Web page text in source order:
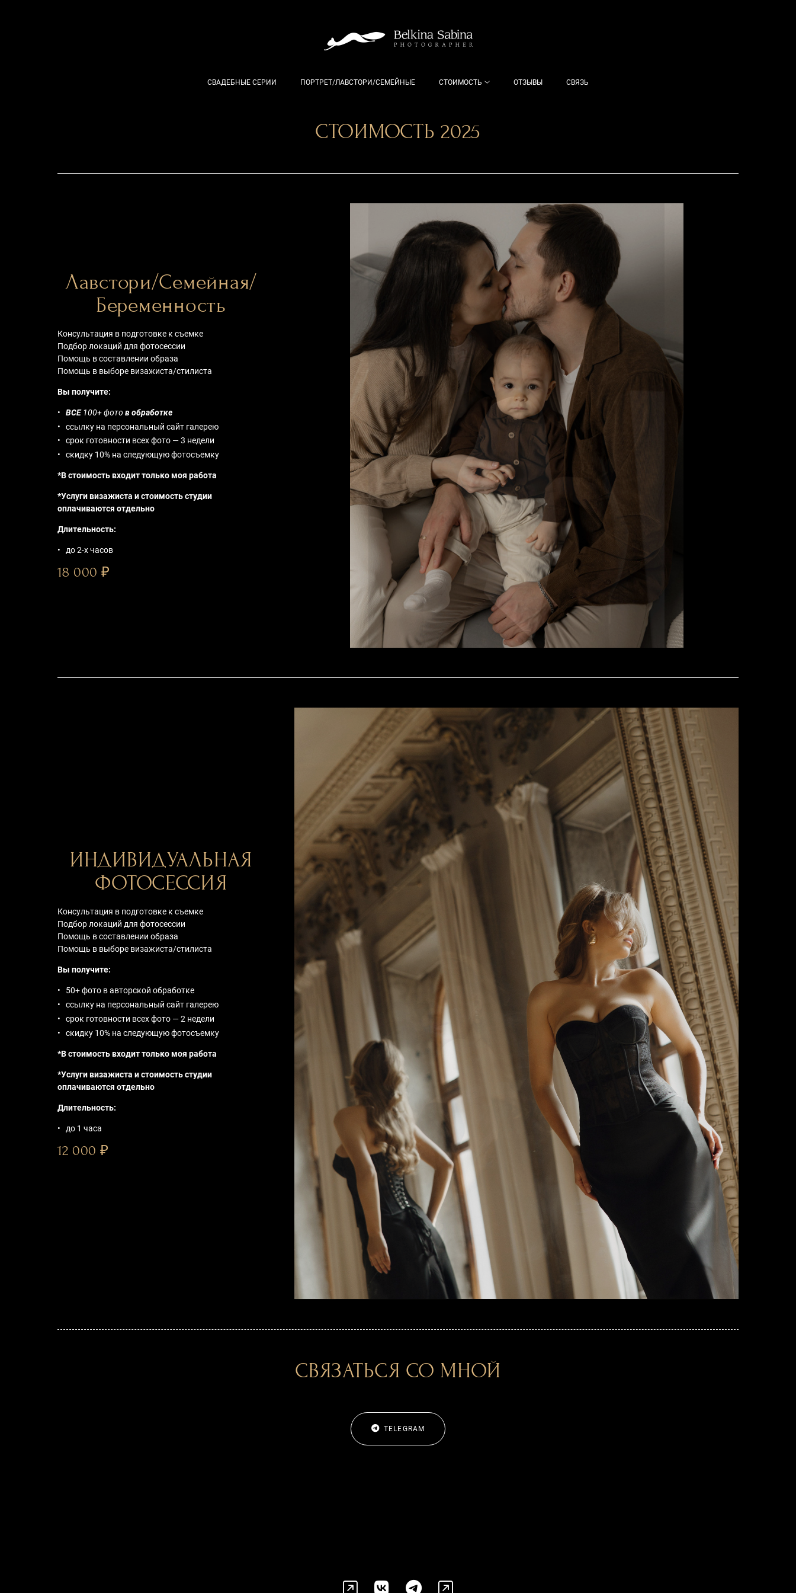
СВАДЕБНЫЕ СЕРИИ ПОРТРЕТ/ЛАВСТОРИ/СЕМЕЙНЫЕ СТОИМОСТЬ ОТЗЫВЫ СВЯЗЬ
СТОИМОСТЬ 2025
Лавстори/Семейная/
Беременность
Консультация в подготовке к съемке
Подбор локаций для фотосессии
Помощь в составлении образа
Помощь в выборе визажиста/стилиста
Вы получите:
ВСЕ100+ фотов обработке
ссылку на персональный сайт галерею
срок готовности всех фото — 3 недели
скидку 10% на следующую фотосъемку
*В стоимость входит только моя работа
*Услуги визажиста и стоимость студии
оплачиваются отдельно
Длительность:
до 2-х часов
18 000 ₽
ИНДИВИДУАЛЬНАЯ
ФОТОСЕССИЯ
Консультация в подготовке к съемке
Подбор локаций для фотосессии
Помощь в составлении образа
Помощь в выборе визажиста/стилиста
Вы получите:
50+ фото в авторской обработке
ссылку на персональный сайт галерею
срок готовности всех фото — 2 недели
скидку 10% на следующую фотосъемку
*В стоимость входит только моя работа
*Услуги визажиста и стоимость студии
оплачиваются отдельно
Длительность:
до 1 часа
12 000 ₽
СВЯЗАТЬСЯ СО МНОЙ
TELEGRAM